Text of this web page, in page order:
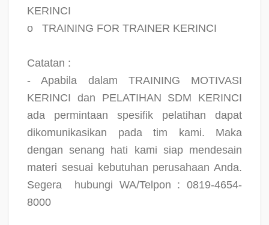
KERINCI
o
TRAINING FOR TRAINER KERINCI
Catatan :
- Apabila dalam TRAINING MOTIVASI
KERINCI dan PELATIHAN SDM KERINCI
ada permintaan spesifik pelatihan dapat
dikomunikasikan pada tim kami. Maka
dengan senang hati kami siap mendesain
materi sesuai kebutuhan perusahaan Anda.
Segera
hubungi WA/Telpon : 0819-4654-
8000